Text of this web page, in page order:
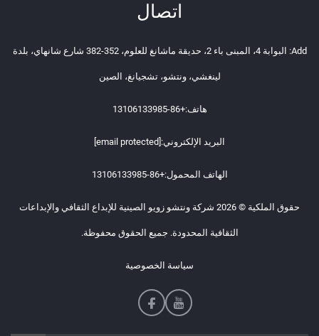
اتصال
Add: البوابة 4، المبنى باء 2، حديقة ماشانغ للعلوم، 352-382 شارع شانهاي، بلدة
لينغشي، ونتشو، تشجيانغ، الصين
هاتف:+86-13106133985
البريد الإلكتروني:
الهاتف المحمول:+86-13106133985
حقوق الملكية © 2026 شركة ونتشو زويو الصينية للإبداع الثقافي والإبداعات
الثقافية المحدودة. جميع الحقوق محفوظة.
سياسة الخصوصية